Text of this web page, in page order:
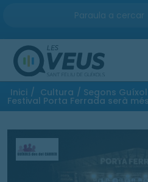
ENTRA
Inici / Cultura / Segons
Festival Porta Ferrada serà